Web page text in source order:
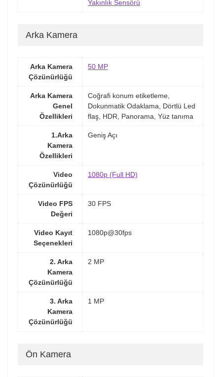
Yakınlık Sensörü
Arka Kamera
Arka Kamera
Çözünürlüğü
50 MP
Arka Kamera
Genel
Özellikleri
Coğrafi konum etiketleme,
Dokunmatik Odaklama, Dörtlü Led
flaş, HDR, Panorama, Yüz tanıma
1.Arka
Kamera
Özellikleri
Geniş Açı
Video
Çözünürlüğü
1080p (Full HD)
Video FPS
Değeri
30 FPS
Video Kayıt
Seçenekleri
1080p@30fps
2. Arka
Kamera
Çözünürlüğü
2 MP
3. Arka
Kamera
Çözünürlüğü
1 MP
Ön Kamera